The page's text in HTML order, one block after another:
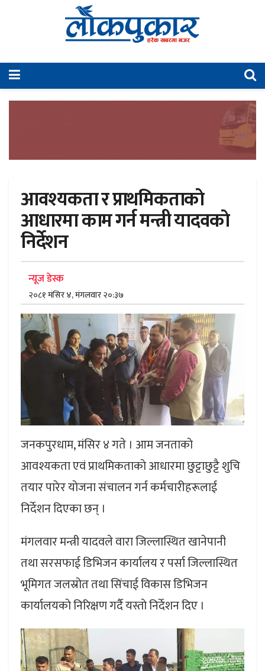
आवश्यकता र प्राथमिकताकाे
आधारमा काम गर्न मन्त्री यादवकाे
निर्देशन
न्यूज डेस्क
२०८१ मंसिर ४, मंगलवार २०:३७
जनकपुरधाम, मंसिर ४ गते । आम जनताकाे
आवश्यकता एवं प्राथमिकताकाे आधारमा छुट्टाछुट्टै शुचि
तयार पारेर याेजना संचालन गर्न कर्मचारीहरूलाई
निर्देशन दिएका छन् ।
मंगलवार मन्त्री यादवले वारा जिल्लास्थित खानेपानी
तथा सरसफाई डिभिजन कार्यालय र पर्सा जिल्लास्थित
भूमिगत जलस्रोत तथा सिंचाई विकास डिभिजन
कार्यालयकाे निरिक्षण गर्दै यस्ताे निर्देशन दिए ।